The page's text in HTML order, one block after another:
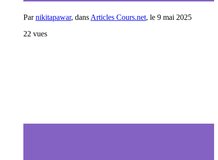
Parnikitapawar, dans Articles Cours.net, le 9 mai 2025
22 vues